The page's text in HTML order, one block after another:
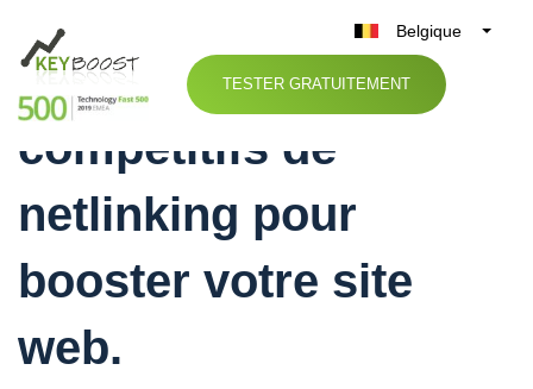
Belgique
België
Nederland
Italia
TESTER GRATUITEMENT
Découvrez nos tarifs
compétitifs de
netlinking pour
booster votre site
web.